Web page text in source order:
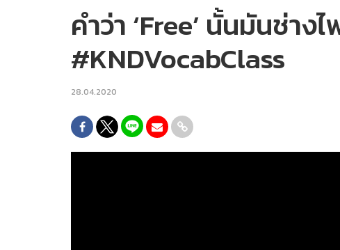
คำว่า ‘Free’ นั้นมันช่าง
#KNDVocabClass
28.04.2020